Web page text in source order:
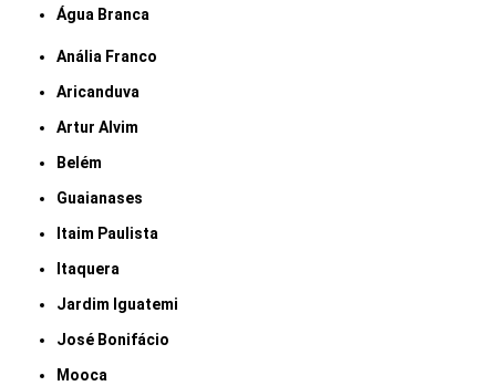
Água Branca
Anália Franco
Aricanduva
Artur Alvim
Belém
Guaianases
Itaim Paulista
Itaquera
Jardim Iguatemi
José Bonifácio
Mooca